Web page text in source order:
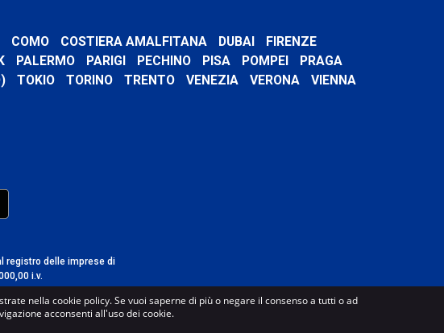
COMO COSTIERA AMALFITANA DUBAI
FIRENZE
PALERMO PARIGI PECHINO PISA POMPEI
PRAGA
TOKIO TORINO TRENTO VENEZIA VERONA
VIENNA
registro delle imprese di
i.v.
nella cookie policy. Se vuoi saperne di più o negare il consenso a tutti o ad
acconsenti all'uso dei cookie.